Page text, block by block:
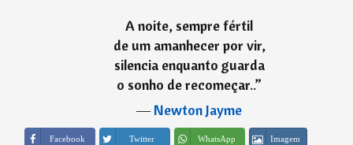
A noite, sempre fértil
de um amanhecer por vir,
silencia enquanto guarda
o sonho de recomeçar..”
―Newton Jayme
Facebook Twitter WhatsApp Imagem